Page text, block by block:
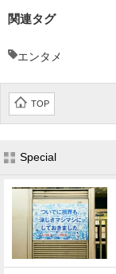
関連タグ
エンタメ
TOP
Special